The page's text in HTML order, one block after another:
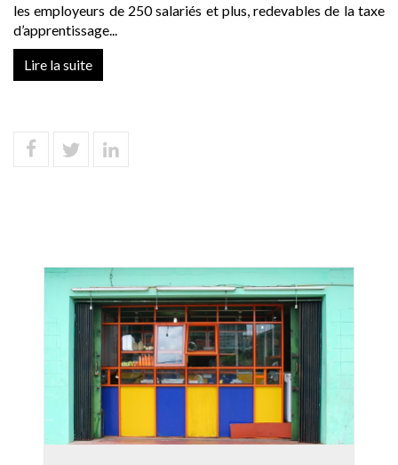
les employeurs de 250 salariés et plus, redevables de la taxe
d’apprentissage...
Lire la suite